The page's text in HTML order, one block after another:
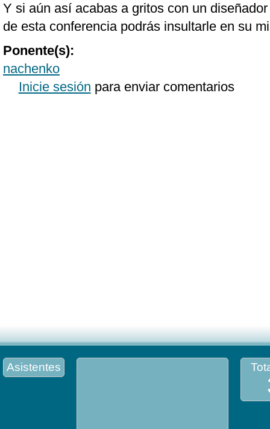
Y si aún así acabas a gritos con un
de esta conferencia podrás insultarle en su
Ponente(s):
nachenko
Inicie sesión para enviar comentarios
Asistentes